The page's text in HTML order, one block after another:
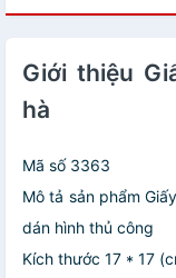
Giới thiệu
hà
Mã số 3363
Mô tả sản phẩm
dán hình thủ công
Kích thước 17 * 17